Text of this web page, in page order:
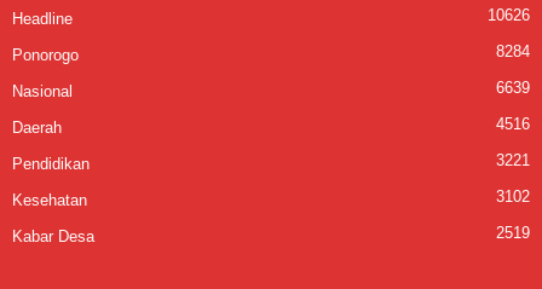
Headline 10626
Ponorogo 8284
Nasional 6639
Daerah 4516
Pendidikan 3221
Kesehatan 3102
Kabar Desa 2519